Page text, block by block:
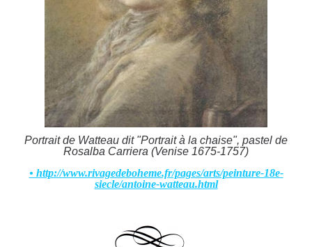
Portrait de Watteau dit "Portrait à la chaise", pastel de
Rosalba Carriera (Venise 1675-1757)
• http://www.rivagedeboheme.fr/pages/arts/peinture-18e-
siecle/antoine-watteau.html